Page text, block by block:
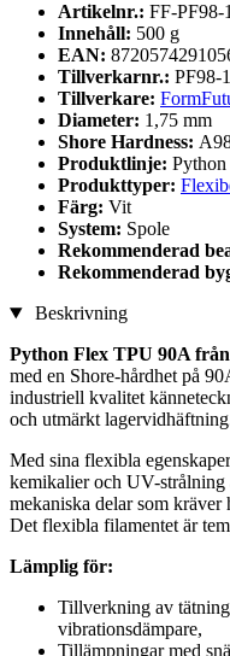
Artikelnr.: FF-
Innehåll: 500 g
EAN:
Tillverkarnr.: PF98-
Tillverkare:
Diameter: 1,75 mm
Shore Hardness:
Produktlinje:
Produkttyper:
Färg: Vit
System: Spole
Rekommenderad
Rekommenderad
Beskrivning
Python Flex TPU 90A
med en Shore-hårdhet på
industriell kvalitet
och utmärkt
Med sina flexibla
kemikalier och UV-
mekaniska delar som
Det flexibla filamentet är
Lämplig för:
Tillverkning av
vibrationsdämpare,
Tillämpningar med